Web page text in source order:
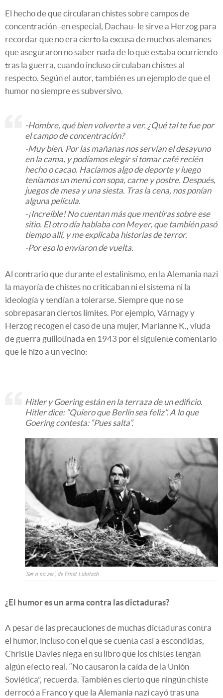
El hecho de que circularan chistes sobre campos de
concentración -en especial, Dachau- le sirve a Herzog para
recordar que no era cierto la excusa de muchos alemanes
que aseguraron no saber nada de lo que estaba ocurriendo
tras la guerra, cuando incluso circulaban chistes al
respecto. Según el autor, también es un ejemplo de que el
humor no siempre es subversivo.
-Hombre, qué bien volverte a ver. ¿Qué tal te fue por
el campo de concentración?
-Muy bien. Por las mañanas nos servían el desayuno
en la cama, y podíamos elegir si tomar café recién
hecho o cacao. Hacíamos algo de deporte y luego
teníamos un menú con sopa, carne y postre. Después,
juegos de mesa y una siesta. Tras la cena, nos ponían
alguna película.
-¡Increíble! No cuentan más que mentiras sobre ese
sitio. El otro día hablaba con Meyer, que también pasó
tiempo allí, y me explicaba historias de terror.
-Por eso lo enviaron de vuelta.
Al contrario que durante el estalinismo, en la Alemania nazi
la mayoría de chistes no criticaban ni el sistema ni la
ideología y tendían a tolerarse. Siempre que no se
sobrepasaran ciertos límites. Por ejemplo, Várnagy y
Herzog recogen el caso de una mujer, Marianne K., viuda
de guerra guillotinada en 1943 por el siguiente comentario
que le hizo a un vecino:
Hitler y Goering están en la terraza de un edificio.
Hitler dice: “Quiero que Berlín sea feliz”. A lo que
Goering contesta: “Pues salta”.
'Ser o no ser', de Ernst Lubitsch
¿El humor es un arma contra las dictaduras?
A pesar de las precauciones de muchas dictaduras contra
el humor, incluso con el que se cuenta casi a escondidas,
Christie Davies niega en su libro que los chistes tengan
algún efecto real. “No causaron la caída de la Unión
Soviética”, recuerda. También es cierto que ningún chiste
derrocó a Franco y que la Alemania nazi cayó tras una